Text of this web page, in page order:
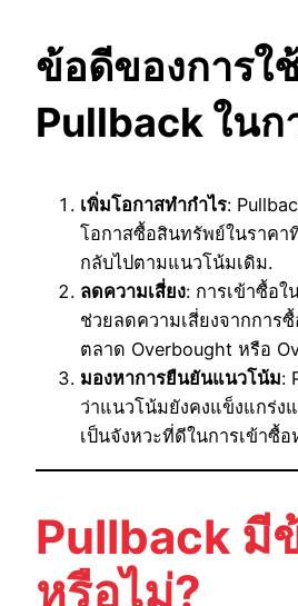
ข้อดีของการใ
Pullback ในก
เพิ่มโอกาสทำกำไร:
โอกาสซื้อสินทรัพย์ในราคา
กลับไปตามแนวโน้มเดิม.
ลดความเสี่ยง: การเข้าซื้อ
ช่วยลดความเสี่ยงจากการ
ตลาด Overbought หรือ
มองหาการยืนยันแนวโน้ม:
ว่าแนวโน้มยังคงแข็งแกร่ง
เป็นจังหวะที่ดีในการเข้าซื้
Pullback มี
หรือไม่?